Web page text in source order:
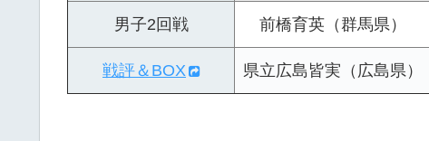
男子2回戦 前橋育英（群馬県）
戦評＆BOX 県立広島皆実（広島県）